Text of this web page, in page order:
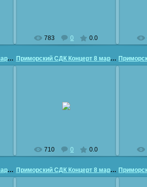
783 0 0.0
Приморский СДК Концерт 8 марта Приморский СДК Концерт 8 марта
710 0 0.0
Приморский СДК Концерт 8 марта Приморский СДК Концерт 8 марта